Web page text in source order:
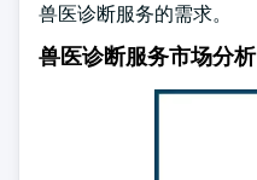
兽医诊断服务的需求。
兽医诊断服务市场分析